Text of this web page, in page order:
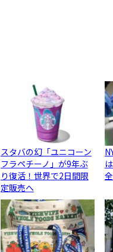
スタバの幻「ユニコーン
フラペチーノ」が9年ぶ
り復活！世界で2日間限
定販売へ